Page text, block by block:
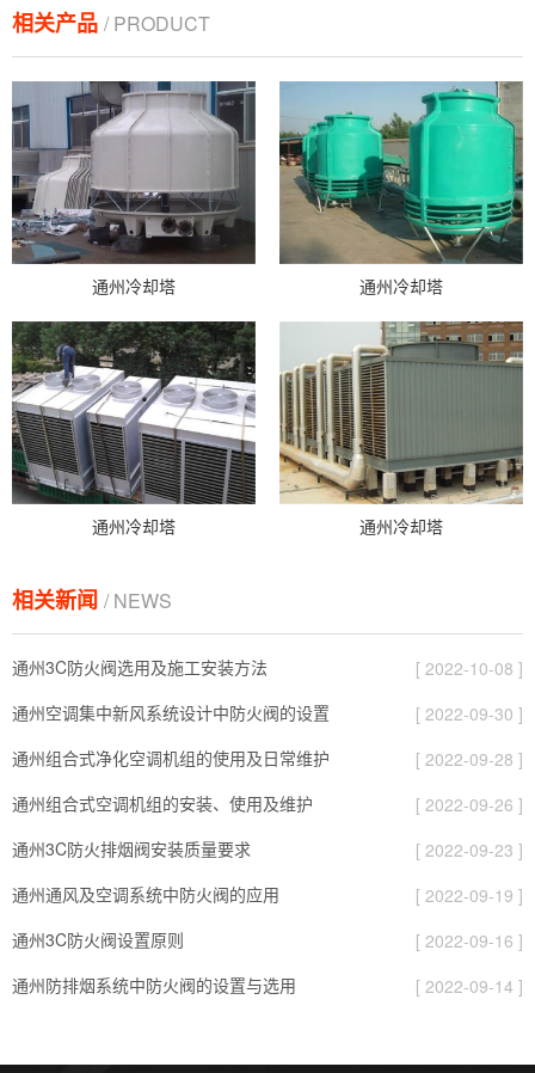
相关产品 / PRODUCT
通州冷却塔 通州冷却塔
通州冷却塔 通州冷却塔
相关新闻 / NEWS
通州3C防火阀选用及施工安装方法
[ 2022-10-08 ]
通州空调集中新风系统设计中防火阀的设置
[ 2022-09-30 ]
通州组合式净化空调机组的使用及日常维护
[ 2022-09-28 ]
通州组合式空调机组的安装、使用及维护
[ 2022-09-26 ]
通州3C防火排烟阀安装质量要求
[ 2022-09-23 ]
通州通风及空调系统中防火阀的应用
[ 2022-09-19 ]
通州3C防火阀设置原则
[ 2022-09-16 ]
通州防排烟系统中防火阀的设置与选用
[ 2022-09-14 ]